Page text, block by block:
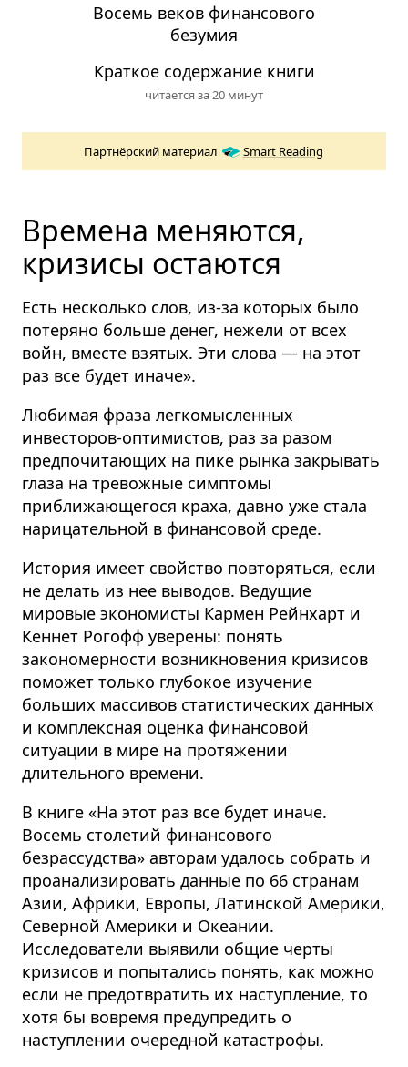
Восемь веков финансового
безумия
Краткое содержание книги
читается за 20 минут
Партнёрский материал Smart Reading
Времена меняются,
кризисы остаются
Есть несколько слов, из-за которых было
потеряно больше денег, нежели от всех
войн, вместе взятых. Эти слова — на этот
раз все будет иначе».
Любимая фраза легкомысленных
инвесторов-оптимистов, раз за разом
предпочитающих на пике рынка закрывать
глаза на тревожные симптомы
приближающегося краха, давно уже стала
нарицательной в финансовой среде.
История имеет свойство повторяться, если
не делать из нее выводов. Ведущие
мировые экономисты Кармен Рейнхарт и
Кеннет Рогофф уверены: понять
закономерности возникновения кризисов
поможет только глубокое изучение
больших массивов статистических данных
и комплексная оценка финансовой
ситуации в мире на протяжении
длительного времени.
В книге «На этот раз все будет иначе.
Восемь столетий финансового
безрассудства» авторам удалось собрать и
проанализировать данные по 66 странам
Азии, Африки, Европы, Латинской Америки,
Северной Америки и Океании.
Исследователи выявили общие черты
кризисов и попытались понять, как можно
если не предотвратить их наступление, то
хотя бы вовремя предупредить о
наступлении очередной катастрофы.